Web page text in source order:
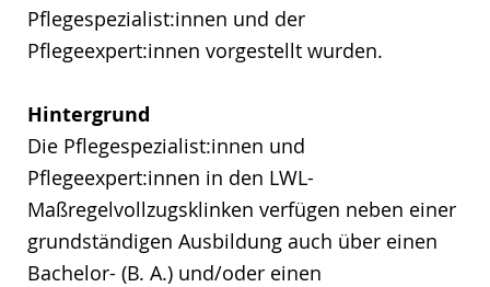
Pflegespezialist:innen und der
Pflegeexpert:innen vorgestellt wurden.
Hintergrund
Die Pflegespezialist:innen und
Pflegeexpert:innen in den LWL-
Maßregelvollzugsklinken verfügen neben einer
grundständigen Ausbildung auch über einen
Bachelor- (B. A.) und/oder einen